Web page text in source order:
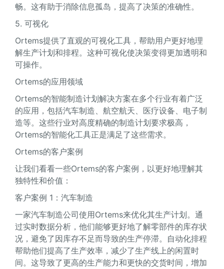
畅。这有助于消除信息孤岛，提高了决策的准确性。
5. 可视化
Ortems提供了直观的可视化工具，帮助用户更好地理
解生产计划和排程。这种可视化使决策变得更加透明和
可操作。
Ortems的应用领域
Ortems的智能制造计划解决方案在多个行业有着广泛
的应用，包括汽车制造、航空航天、医疗设备、电子制
造等。这些行业对高度精确的制造计划要求极高，
Ortems的智能化工具正是满足了这些需求。
Ortems的客户案例
让我们看看一些Ortems的客户案例，以更好地理解其
独特性和价值：
客户案例 1：汽车制造
一家汽车制造公司使用Ortems来优化其生产计划。通
过实时数据分析，他们能够更好地了解零部件的库存状
况，避免了因库存不足而导致的生产停滞。自动化排程
帮助他们提高了生产效率，减少了生产线上的闲置时
间。这导致了更高的生产能力和更快的交货时间，增加